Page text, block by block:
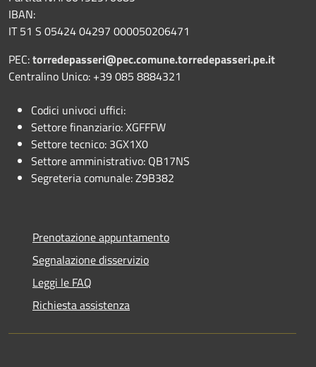
IBAN:
IT 51 S 05424 04297 000050206471
PEC:torredepasseri@pec.comune.torredepasseri.pe.it
Centralino Unico: +39 085 8884321
Codici univoci uffici:
Settore finanziario: XGFFFW
Settore tecnico: 3GX1X0
Settore amministrativo: QB17NS
Segreteria comunale: Z9B382
Prenotazione appuntamento
Segnalazione disservizio
Leggi le FAQ
Richiesta assistenza